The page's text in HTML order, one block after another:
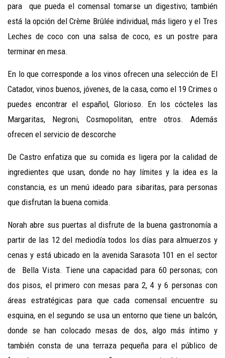
para que pueda el comensal tomarse un digestivo; también
está la opción del Crème Brûlée individual, más ligero y el Tres
Leches de coco con una salsa de coco, es un postre para
terminar en mesa.
En lo que corresponde a los vinos ofrecen una selección de El
Catador, vinos buenos, jóvenes, de la casa, como el 19 Crimes o
puedes encontrar el español, Glorioso. En los cócteles las
Margaritas, Negroni, Cosmopolitan, entre otros. Además
ofrecen el servicio de descorche
De Castro enfatiza que su comida es ligera por la calidad de
ingredientes que usan, donde no hay límites y la idea es la
constancia, es un menú ideado para sibaritas, para personas
que disfrutan la buena comida.
Norah abre sus puertas al disfrute de la buena gastronomía a
partir de las 12 del mediodía todos los días para almuerzos y
cenas y está ubicado en la avenida Sarasota 101 en el sector
de Bella Vista. Tiene una capacidad para 60 personas; con
dos pisos, el primero con mesas para 2, 4 y 6 personas con
áreas estratégicas para que cada comensal encuentre su
esquina, en el segundo se usa un entorno que tiene un balcón,
donde se han colocado mesas de dos, algo más íntimo y
también consta de una terraza pequeña para el público de